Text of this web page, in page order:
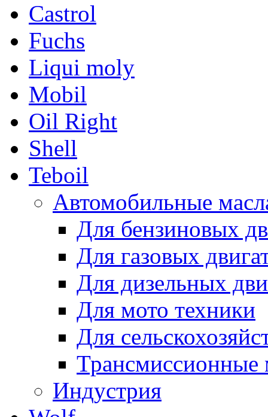
Castrol
Fuchs
Liqui moly
Mobil
Oil Right
Shell
Teboil
Автомобильные
Для бензиновых
Для газовых
Для дизельных
Для мото техники
Для
Трансмиссионные
Индустрия